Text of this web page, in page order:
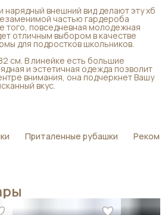
нарядный внешний вид делают эту хб
частью гардероба
того, повседневная молодежная
отличным выбором в качестве
для подростков школьников.
см. В линейке есть большие
и эстетичная одежда позволит
внимания, она подчеркнет Вашу
вкус.
Приталенные рубашки